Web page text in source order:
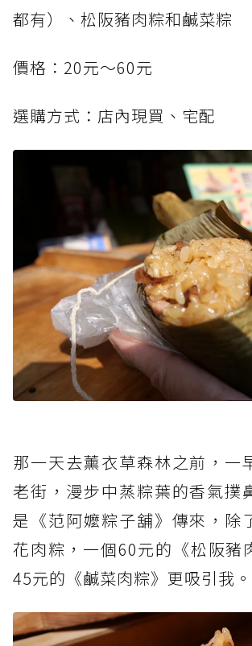
都有）、松阪豬肉粽和鹹菜粽
價格：20元～60元
選購方式：店內現買、宅配
那一天去薰衣草森林之前，一
老街，漫步中蒸粽葉的香氣撲
是《范阿嬤粽子舖》傳來，除
花肉粽，一個60元的《松阪豬
45元的《鹹菜肉粽》更吸引我。